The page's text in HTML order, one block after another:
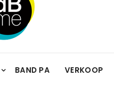
BAND PA VERKOOP